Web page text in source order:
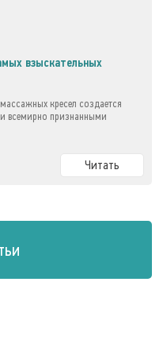
взыскательных
кресел создается
всемирно признанными
Читать